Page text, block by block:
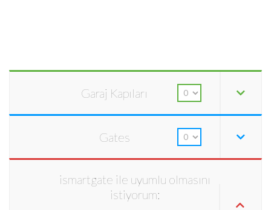
Garaj Kapıları
Gates
ismartgate ile uyumlu olmasını
istiyorum: